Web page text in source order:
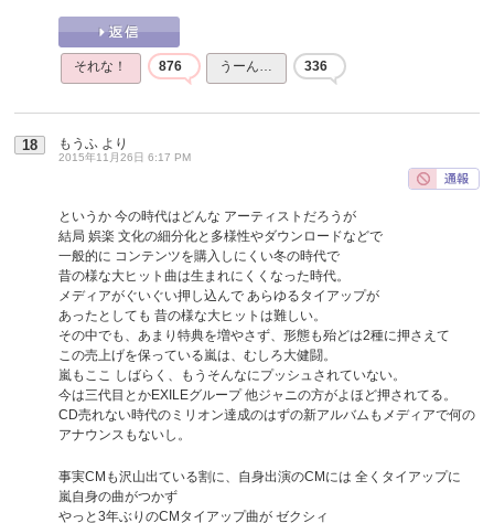
それな！ 876 うーん… 336
18 もうふ より
2015年11月26日 6:17 PM
というか 今の時代はどんな アーティストだろうが
結局 娯楽 文化の細分化と多様性やダウンロードなどで
一般的に コンテンツを購入しにくい冬の時代で
昔の様な大ヒット曲は生まれにくくなった時代。
メディアがぐいぐい押し込んで あらゆるタイアップが
あったとしても 昔の様な大ヒットは難しい。
その中でも、あまり特典を増やさず、形態も殆どは2種に押さえて
この売上げを保っている嵐は、むしろ大健闘。
嵐もここ しばらく、もうそんなにプッシュされていない。
今は三代目とかEXILEグループ 他ジャニの方がよほど押されてる。
CD売れない時代のミリオン達成のはずの新アルバムもメディアで何の
アナウンスもないし。
事実CMも沢山出ている割に、自身出演のCMには 全くタイアップに
嵐自身の曲がつかず
やっと3年ぶりのCMタイアップ曲が ゼクシィ